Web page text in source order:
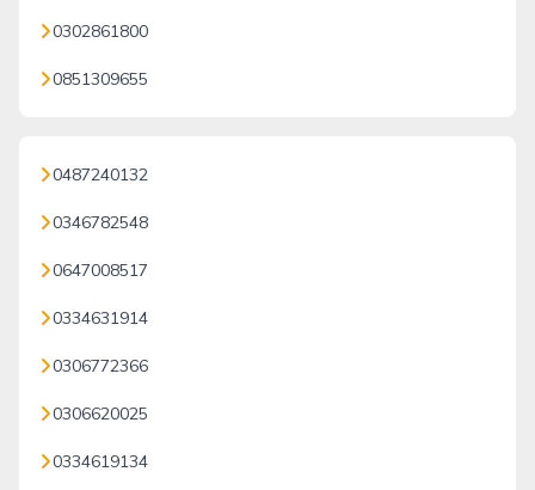
0302861800
0851309655
0487240132
0346782548
0647008517
0334631914
0306772366
0306620025
0334619134